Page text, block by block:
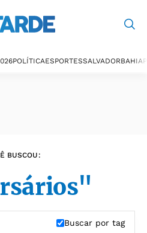
POLÍTICAESPORTESSALVADORBAHIA
BUSCOU:
Buscar por tag